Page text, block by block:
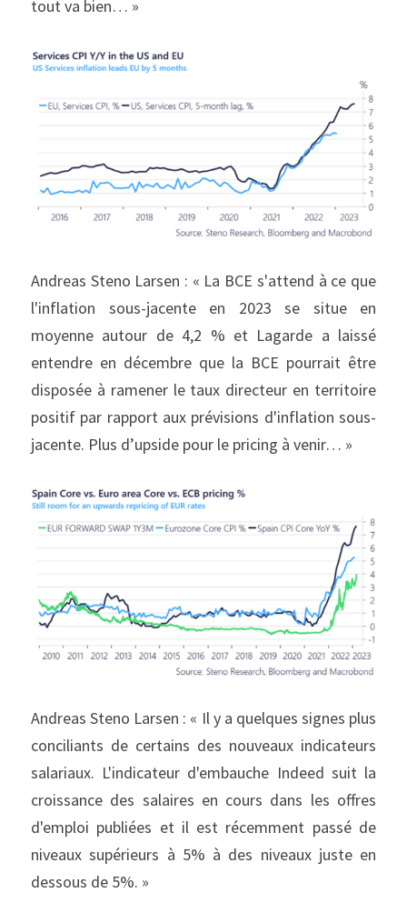
tout va bien… »
Andreas Steno Larsen : « La BCE s'attend à ce que
l'inflation sous-jacente en 2023 se situe en
moyenne autour de 4,2 % et Lagarde a laissé
entendre en décembre que la BCE pourrait être
disposée à ramener le taux directeur en territoire
positif par rapport aux prévisions d'inflation sous-
jacente. Plus d’upside pour le pricing à venir… »
Andreas Steno Larsen : « Il y a quelques signes plus
conciliants de certains des nouveaux indicateurs
salariaux. L'indicateur d'embauche Indeed suit la
croissance des salaires en cours dans les offres
d'emploi publiées et il est récemment passé de
niveaux supérieurs à 5% à des niveaux juste en
dessous de 5%. »